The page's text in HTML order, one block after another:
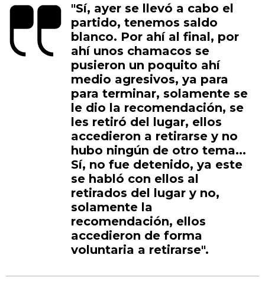
"Sí, ayer se llevó a cabo el
partido, tenemos saldo
blanco. Por ahí al final, por
ahí unos chamacos se
pusieron un poquito ahí
medio agresivos, ya para
para terminar, solamente se
le dio la recomendación, se
les retiró del lugar, ellos
accedieron a retirarse y no
hubo ningún de otro tema...
Sí, no fue detenido, ya este
se habló con ellos al
retirados del lugar y no,
solamente la
recomendación, ellos
accedieron de forma
voluntaria a retirarse".